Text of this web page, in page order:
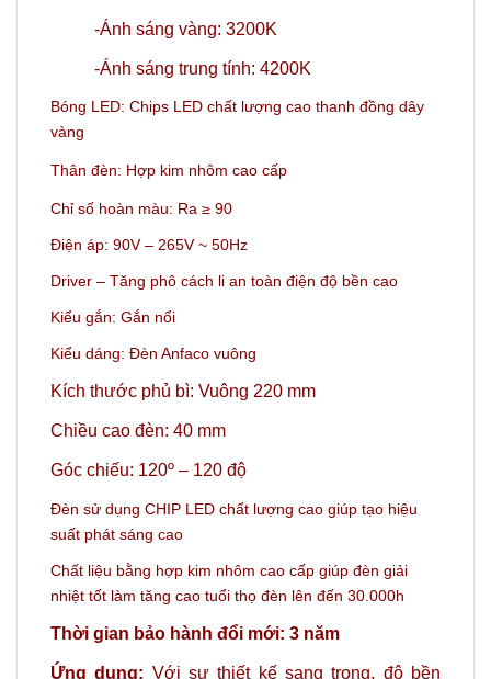
-Ánh sáng vàng: 3200K
-Ánh sáng trung tính: 4200K
Bóng LED: Chips LED chất lượng cao thanh đồng dây
vàng
Thân đèn: Hợp kim nhôm cao cấp
Chỉ số hoàn màu: Ra ≥ 90
Điện áp: 90V – 265V ~ 50Hz
Driver – Tăng phô cách li an toàn điện độ bền cao
Kiểu gắn: Gắn nổi
Kiểu dáng: Đèn Anfaco vuông
Kích thước phủ bì: Vuông 220 mm
Chiều cao đèn: 40 mm
Góc chiếu: 120º – 120 độ
Đèn sử dụng CHIP LED chất lượng cao giúp tạo hiệu
suất phát sáng cao
Chất liệu bằng hợp kim nhôm cao cấp giúp đèn giải
nhiệt tốt làm tăng cao tuổi thọ đèn lên đến 30.000h
Thời gian bảo hành đổi mới: 3 năm
Ứng dụng: Với sự thiết kế sang trọng, độ bền